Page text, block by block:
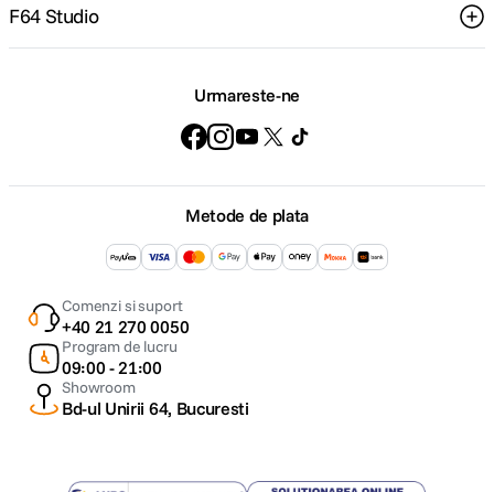
F64 Studio
Urmareste-ne
Metode de plata
Comenzi si suport
+40 21 270 0050
Program de lucru
09:00 - 21:00
Showroom
Bd-ul Unirii 64, Bucuresti